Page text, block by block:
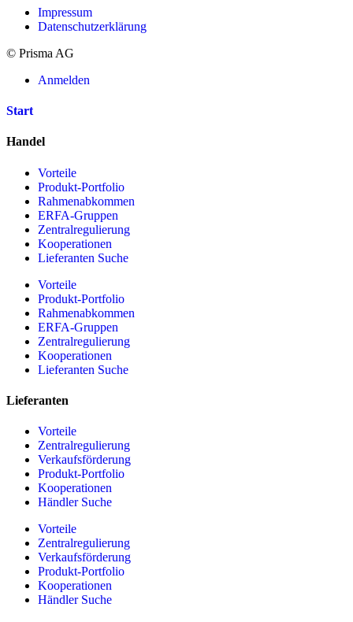
Impressum
Datenschutzerklärung
© Prisma AG
Anmelden
Start
Handel
Vorteile
Produkt-Portfolio
Rahmenabkommen
ERFA-Gruppen
Zentralregulierung
Kooperationen
Lieferanten Suche
Vorteile
Produkt-Portfolio
Rahmenabkommen
ERFA-Gruppen
Zentralregulierung
Kooperationen
Lieferanten Suche
Lieferanten
Vorteile
Zentralregulierung
Verkaufsförderung
Produkt-Portfolio
Kooperationen
Händler Suche
Vorteile
Zentralregulierung
Verkaufsförderung
Produkt-Portfolio
Kooperationen
Händler Suche